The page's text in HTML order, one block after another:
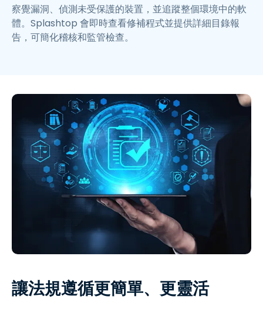
察覺漏洞、偵測未受保護的裝置，並追蹤整個環境中的軟
體。Splashtop 會即時查看修補程式並提供詳細目錄報
告，可簡化稽核和監管檢查。
讓法規遵循更簡單、更靈活